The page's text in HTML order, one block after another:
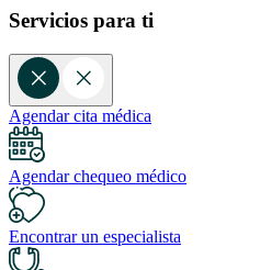
Servicios para ti
Agendar cita médica
Agendar chequeo médico
Encontrar un especialista